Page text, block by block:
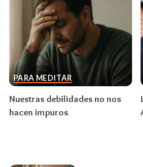
PARA MEDITAR
Nuestras debilidades no nos
hacen impuros